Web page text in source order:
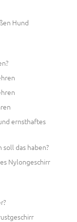
Hund
ernsthaftes
soll das haben?
Nylongeschirr